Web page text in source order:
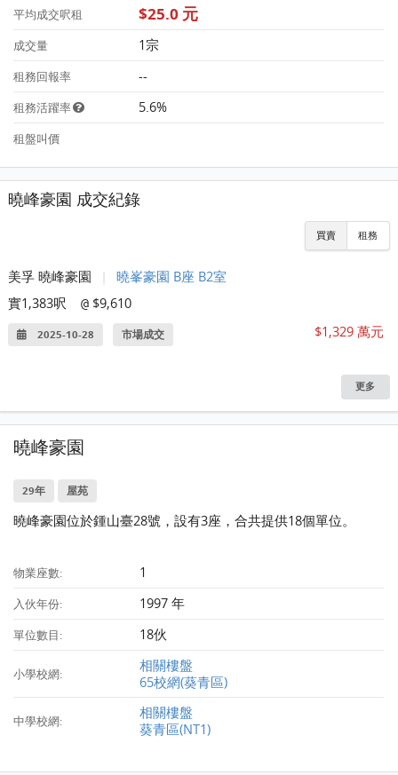
平均成交呎租 $25.0 元
成交量 1宗
租務回報率 --
租務活躍率 5.6%
租盤叫價
曉峰豪園 成交紀錄
買賣 租務
美孚 曉峰豪園
曉峯豪園 B座 B2室
實1,383呎
@ $9,610
2025-10-28 市場成交 $1,329 萬元
更多
曉峰豪園
29年 屋苑
曉峰豪園位於鍾山臺28號，設有3座，合共提供18個單位。
物業座數: 1
入伙年份: 1997 年
單位數目: 18伙
小學校網:
相關樓盤
65校網(葵青區)
中學校網:
相關樓盤
葵青區(NT1)